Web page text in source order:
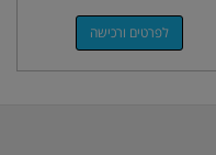
לפרטים ורכישה